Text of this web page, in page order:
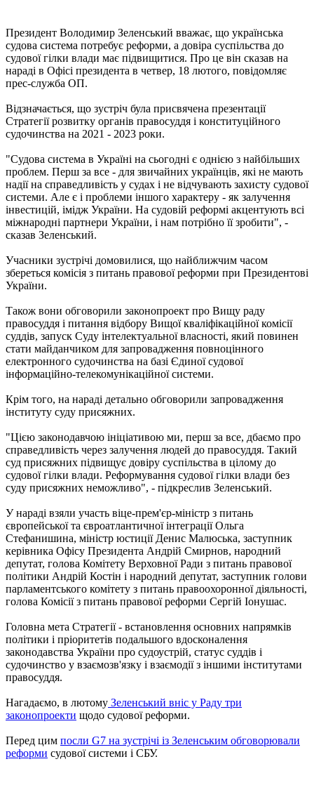
Президент Володимир Зеленський вважає, що українська
судова система потребує реформи, а довіра суспільства до
судової гілки влади має підвищитися. Про це він сказав на
нараді в Офісі президента в четвер, 18 лютого, повідомляє
прес-служба ОП.
Відзначається, що зустріч була присвячена презентації
Стратегії розвитку органів правосуддя і конституційного
судочинства на 2021 - 2023 роки.
"Судова система в Україні на сьогодні є однією з найбільших
проблем. Перш за все - для звичайних українців, які не мають
надії на справедливість у судах і не відчувають захисту судової
системи. Але є і проблеми іншого характеру - як залучення
інвестицій, імідж України. На судовій реформі акцентують всі
міжнародні партнери України, і нам потрібно її зробити", -
сказав Зеленський.
Учасники зустрічі домовилися, що найближчим часом
збереться комісія з питань правової реформи при Президентові
України.
Також вони обговорили законопроект про Вищу раду
правосуддя і питання відбору Вищої кваліфікаційної комісії
суддів, запуск Суду інтелектуальної власності, який повинен
стати майданчиком для запровадження повноцінного
електронного судочинства на базі Єдиної судової
інформаційно-телекомунікаційної системи.
Крім того, на нараді детально обговорили запровадження
інституту суду присяжних.
"Цією законодавчою ініціативою ми, перш за все, дбаємо про
справедливість через залучення людей до правосуддя. Такий
суд присяжних підвищує довіру суспільства в цілому до
судової гілки влади. Реформування судової гілки влади без
суду присяжних неможливо", - підкреслив Зеленський.
У нараді взяли участь віце-прем'єр-міністр з питань
європейської та євроатлантичної інтеграції Ольга
Стефанишина, міністр юстиції Денис Малюська, заступник
керівника Офісу Президента Андрій Смирнов, народний
депутат, голова Комітету Верховної Ради з питань правової
політики Андрій Костін і народний депутат, заступник голови
парламентського комітету з питань правоохоронної діяльності,
голова Комісії з питань правової реформи Сергій Іонушас.
Головна мета Стратегії - встановлення основних напрямків
політики і пріоритетів подальшого вдосконалення
законодавства України про судоустрій, статус суддів і
судочинство у взаємозв'язку і взаємодії з іншими інститутами
правосуддя.
Нагадаємо, в лютому Зеленський вніс у Раду три
законопроекти щодо судової реформи.
Перед цим посли G7 на зустрічі із Зеленським обговорювали
реформи судової системи і СБУ.